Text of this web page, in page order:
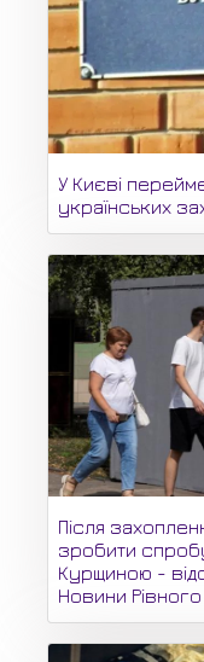
У Києві
українських
Після
зробити
Курщиною -
Новини